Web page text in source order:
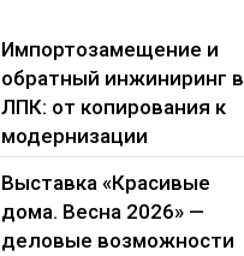
Импортозамещение и
обратный инжиниринг в
ЛПК: от копирования к
модернизации
Выставка «Красивые
дома. Весна 2026» —
деловые возможности